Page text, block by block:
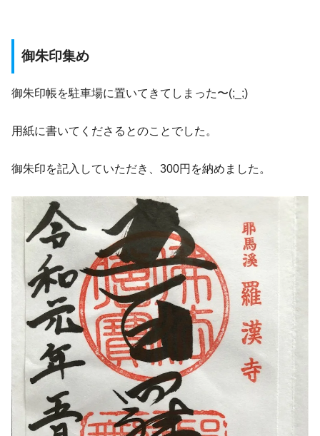
御朱印集め
御朱印帳を駐車場に置いてきてしまった〜(;_;)
用紙に書いてくださるとのことでした。
御朱印を記入していただき、300円を納めました。